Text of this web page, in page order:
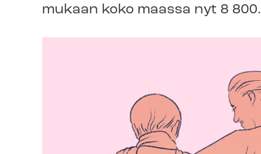
mukaan koko maassa nyt 8 800.